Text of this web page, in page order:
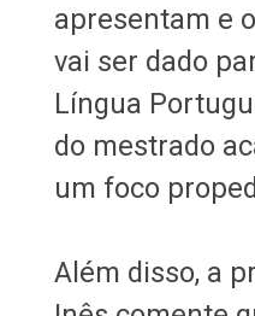
apresentam e
vai ser dado
Língua
do mestrado
um foco
Além disso, a